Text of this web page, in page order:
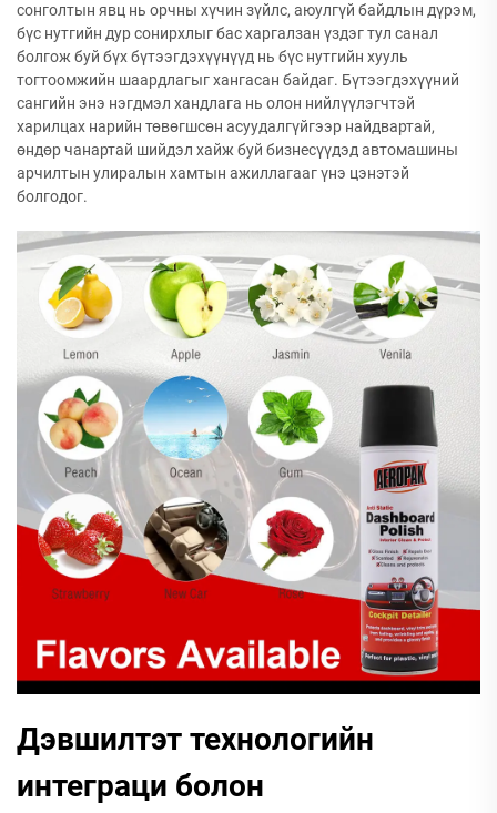
сонголтын явц нь орчны хүчин зүйлс, аюулгүй байдлын дүрэм,
бүс нутгийн дур сонирхлыг бас харгалзан үздэг тул санал
болгож буй бүх бүтээгдэхүүнүүд нь бүс нутгийн хууль
тогтоомжийн шаардлагыг хангасан байдаг. Бүтээгдэхүүний
сангийн энэ нэгдмэл хандлага нь олон нийлүүлэгчтэй
харилцах нарийн төвөгшсөн асуудалгүйгээр найдвартай,
өндөр чанартай шийдэл хайж буй бизнесүүдэд автомашины
арчилтын улиралын хамтын ажиллагааг үнэ цэнэтэй
болгодог.
Дэвшилтэт технологийн
интеграци болон